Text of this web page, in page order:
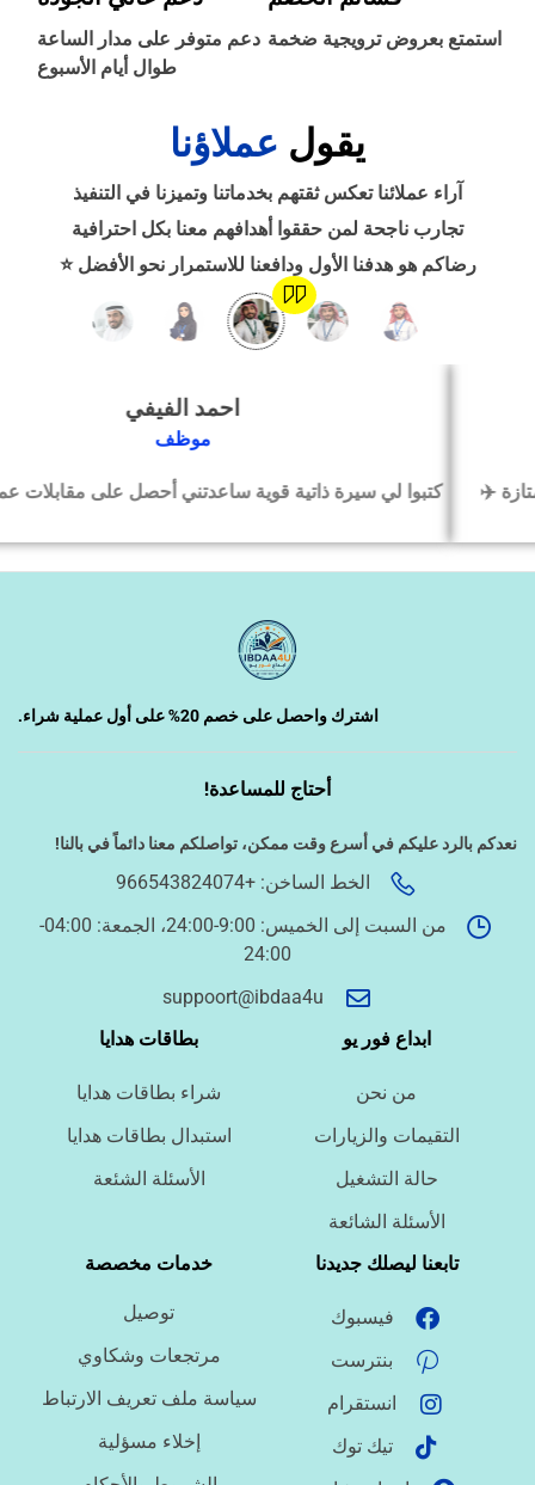
استمتع بعروض ترويجية ضخمة دعم متوفر على مدار الساعة
طوال أيام الأسبوع
يقول عملاؤنا
آراء عملائنا تعكس ثقتهم بخدماتنا وتميزنا في التنفيذ
تجارب ناجحة لمن حققوا أهدافهم معنا بكل احترافية
رضاكم هو هدفنا الأول ودافعنا للاستمرار نحو الأفضل ⭐
احمد الفيفي
كتبوا لي سيرة ذاتية قوية ساعدتني أحصل على مقابلات عمل
اشترك واحصل على خصم 20% على أول عملية شراء.
أحتاج للمساعدة!
نعدكم بالرد عليكم في أسرع وقت ممكن، تواصلكم معنا دائماً في بالنا!
الخط الساخن: +966543824074
من السبت إلى الخميس: 9:00-24:00، الجمعة: 04:00-
24:00
suppoort@ibdaa4u
ابداع فور يو
من نحن
التقيمات والزيارات
حالة التشغيل
الأسئلة الشائعة
بطاقات هدايا
شراء بطاقات هدايا
استبدال بطاقات هدايا
الأسئلة الشئعة
تابعنا ليصلك جديدنا
فيسبوك
بنترست
انستقرام
تيك توك
خدمات مخصصة
توصيل
مرتجعات وشكاوي
سياسة ملف تعريف الارتباط
إخلاء مسؤلية
حجز طيران ‹
الوظائف ‹
تصميم موقع/متجر/تطبيق
دراسة الجدوى وخطط المشاريع
الخدمات الإلكترونية الحكومية
ما نوع الملف؟
ما درجة الاستعجال؟
هل تحتاج تنسيقًا أو توثيق مراجع؟